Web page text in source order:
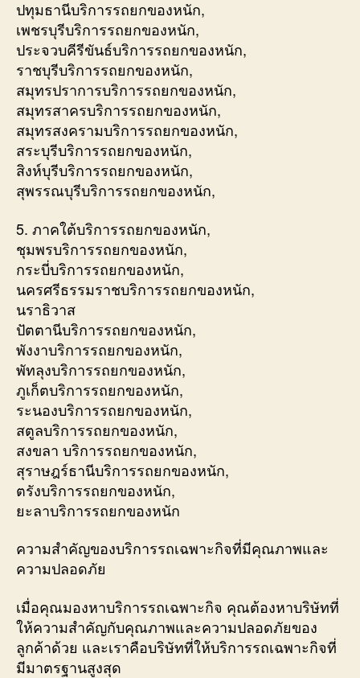
ปทุมธานีบริการรถยกของหนัก,
เพชรบุรีบริการรถยกของหนัก,
ประจวบคีรีขันธ์บริการรถยกของหนัก,
ราชบุรีบริการรถยกของหนัก,
สมุทรปราการบริการรถยกของหนัก,
สมุทรสาครบริการรถยกของหนัก,
สมุทรสงครามบริการรถยกของหนัก,
สระบุรีบริการรถยกของหนัก,
สิงห์บุรีบริการรถยกของหนัก,
สุพรรณบุรีบริการรถยกของหนัก,
5. ภาคใต้บริการรถยกของหนัก,
ชุมพรบริการรถยกของหนัก,
กระบี่บริการรถยกของหนัก,
นครศรีธรรมราชบริการรถยกของหนัก,
นราธิวาส
ปัตตานีบริการรถยกของหนัก,
พังงาบริการรถยกของหนัก,
พัทลุงบริการรถยกของหนัก,
ภูเก็ตบริการรถยกของหนัก,
ระนองบริการรถยกของหนัก,
สตูลบริการรถยกของหนัก,
สงขลา บริการรถยกของหนัก,
สุราษฎร์ธานีบริการรถยกของหนัก,
ตรังบริการรถยกของหนัก,
ยะลาบริการรถยกของหนัก
ความสำคัญของบริการรถเฉพาะกิจที่มีคุณภาพและ
ความปลอดภัย
เมื่อคุณมองหาบริการรถเฉพาะกิจ คุณต้องหาบริษัทที่
ให้ความสำคัญกับคุณภาพและความปลอดภัยของ
ลูกค้าด้วย และเราคือบริษัทที่ให้บริการรถเฉพาะกิจที่
มีมาตรฐานสูงสุด